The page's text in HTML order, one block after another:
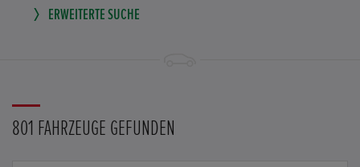
ERWEITERTE SUCHE
801 FAHRZEUGE GEFUNDEN